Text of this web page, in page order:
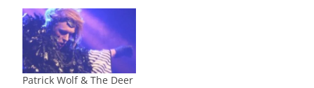
Patrick Wolf & The Deer